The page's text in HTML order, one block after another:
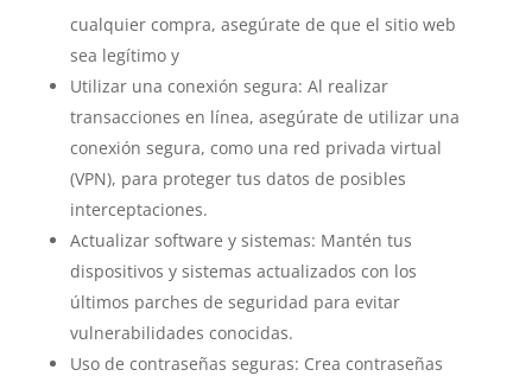
cualquier compra, asegúrate de que el sitio web
sea legítimo y
Utilizar una conexión segura: Al realizar
transacciones en línea, asegúrate de utilizar una
conexión segura, como una red privada virtual
(VPN), para proteger tus datos de posibles
interceptaciones.
Actualizar software y sistemas: Mantén tus
dispositivos y sistemas actualizados con los
últimos parches de seguridad para evitar
vulnerabilidades conocidas.
Uso de contraseñas seguras: Crea contraseñas